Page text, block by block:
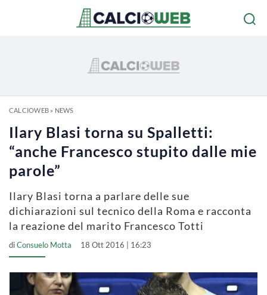
CALCIOWEB» NEWS
Ilary Blasi torna su Spalletti:
“anche Francesco stupito dalle mie
parole”
Ilary Blasi torna a parlare delle sue
dichiarazioni sul tecnico della Roma e racconta
la reazione del marito Francesco Totti
diConsuelo Motta 18 Ott 2016 | 16:23